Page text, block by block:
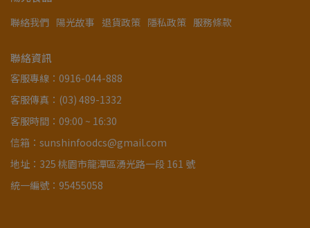
聯絡我們 陽光故事 退貨政策 隱私政策 服務條款
聯絡資訊
客服專線：0916-044-888
客服傳真：(03) 489-1332
客服時間：09:00 ~ 16:30
信箱：sunshinfoodcs@gmail.com
地址：325 桃園市龍潭區湧光路一段 161 號
統一編號：95455058